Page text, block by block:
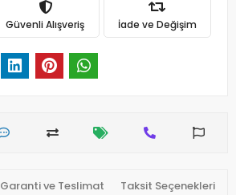
Güvenli Alışveriş İade ve Değişim
Garanti ve Teslimat Taksit Seçenekleri